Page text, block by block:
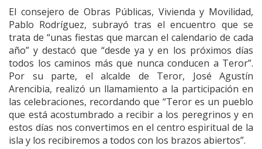
El consejero de Obras Públicas, Vivienda y Movilidad,
Pablo Rodríguez, subrayó tras el encuentro que se
trata de “unas fiestas que marcan el calendario de cada
año” y destacó que “desde ya y en los próximos días
todos los caminos más que nunca conducen a Teror”.
Por su parte, el alcalde de Teror, José Agustín
Arencibia, realizó un llamamiento a la participación en
las celebraciones, recordando que “Teror es un pueblo
que está acostumbrado a recibir a los peregrinos y en
estos días nos convertimos en el centro espiritual de la
isla y los recibiremos a todos con los brazos abiertos”.